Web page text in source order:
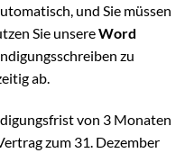
und Sie müssen
Sie unsereWord
zu
ab.
von 3 Monaten
zum 31. Dezember